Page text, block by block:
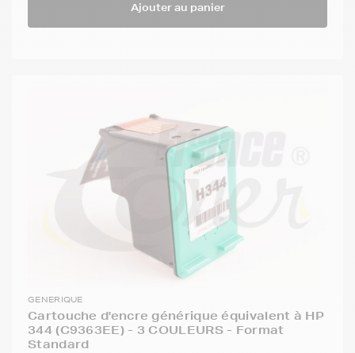
Ajouter au panier
GENERIQUE
Cartouche d'encre générique équivalent à HP
344 (C9363EE) - 3 COULEURS - Format
Standard